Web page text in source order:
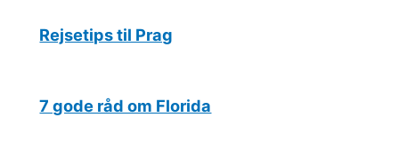
Rejsetips til Prag
7 gode råd om Florida